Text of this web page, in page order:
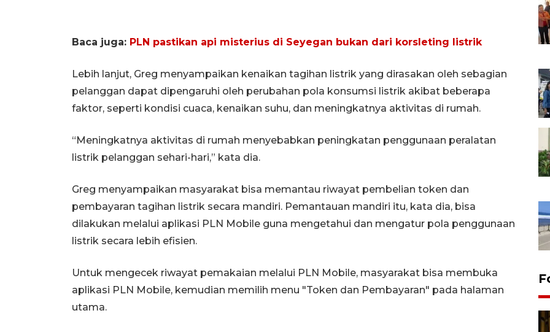
Baca juga: PLN pastikan api misterius di Seyegan bukan dari korsleting listrik
Lebih lanjut, Greg menyampaikan kenaikan tagihan listrik yang dirasakan oleh sebagian
pelanggan dapat dipengaruhi oleh perubahan pola konsumsi listrik akibat beberapa
faktor, seperti kondisi cuaca, kenaikan suhu, dan meningkatnya aktivitas di rumah.
“Meningkatnya aktivitas di rumah menyebabkan peningkatan penggunaan peralatan
listrik pelanggan sehari-hari,” kata dia.
Greg menyampaikan masyarakat bisa memantau riwayat pembelian token dan
pembayaran tagihan listrik secara mandiri. Pemantauan mandiri itu, kata dia, bisa
dilakukan melalui aplikasi PLN Mobile guna mengetahui dan mengatur pola penggunaan
listrik secara lebih efisien.
Untuk mengecek riwayat pemakaian melalui PLN Mobile, masyarakat bisa membuka
aplikasi PLN Mobile, kemudian memilih menu "Token dan Pembayaran" pada halaman
utama.